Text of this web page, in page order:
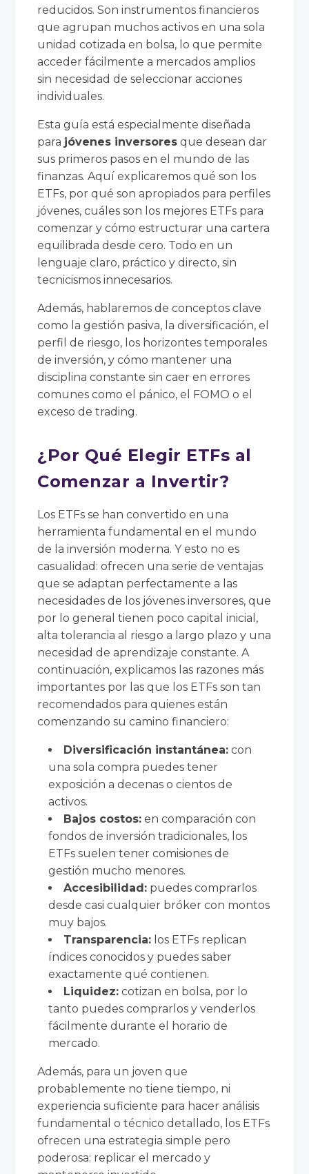
reducidos. Son instrumentos financieros
que agrupan muchos activos en una sola
unidad cotizada en bolsa, lo que permite
acceder fácilmente a mercados amplios
sin necesidad de seleccionar acciones
individuales.
Esta guía está especialmente diseñada
para jóvenes inversores que desean dar
sus primeros pasos en el mundo de las
finanzas. Aquí explicaremos qué son los
ETFs, por qué son apropiados para perfiles
jóvenes, cuáles son los mejores ETFs para
comenzar y cómo estructurar una cartera
equilibrada desde cero. Todo en un
lenguaje claro, práctico y directo, sin
tecnicismos innecesarios.
Además, hablaremos de conceptos clave
como la gestión pasiva, la diversificación, el
perfil de riesgo, los horizontes temporales
de inversión, y cómo mantener una
disciplina constante sin caer en errores
comunes como el pánico, el FOMO o el
exceso de trading.
¿Por Qué Elegir ETFs al
Comenzar a Invertir?
Los ETFs se han convertido en una
herramienta fundamental en el mundo
de la inversión moderna. Y esto no es
casualidad: ofrecen una serie de ventajas
que se adaptan perfectamente a las
necesidades de los jóvenes inversores, que
por lo general tienen poco capital inicial,
alta tolerancia al riesgo a largo plazo y una
necesidad de aprendizaje constante. A
continuación, explicamos las razones más
importantes por las que los ETFs son tan
recomendados para quienes están
comenzando su camino financiero:
Diversificación instantánea: con
una sola compra puedes tener
exposición a decenas o cientos de
activos.
Bajos costos: en comparación con
fondos de inversión tradicionales, los
ETFs suelen tener comisiones de
gestión mucho menores.
Accesibilidad: puedes comprarlos
desde casi cualquier bróker con montos
muy bajos.
Transparencia: los ETFs replican
índices conocidos y puedes saber
exactamente qué contienen.
Liquidez: cotizan en bolsa, por lo
tanto puedes comprarlos y venderlos
fácilmente durante el horario de
mercado.
Además, para un joven que
probablemente no tiene tiempo, ni
experiencia suficiente para hacer análisis
fundamental o técnico detallado, los ETFs
ofrecen una estrategia simple pero
poderosa: replicar el mercado y